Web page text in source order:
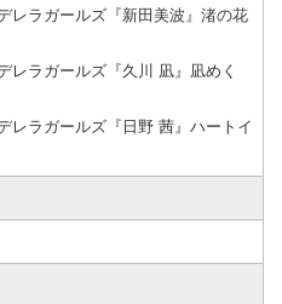
レラガールズ『新田美波』渚の花
レラガールズ『久川 凪』凪めく
レラガールズ『日野 茜』ハートイ